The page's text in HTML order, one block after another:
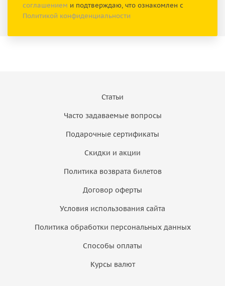
соглашением и подтверждаю, что ознакомлен с
Политикой конфиденциальности
Статьи
Часто задаваемые вопросы
Подарочные сертификаты
Скидки и акции
Политика возврата билетов
Договор оферты
Условия использования сайта
Политика обработки персональных данных
Способы оплаты
Курсы валют